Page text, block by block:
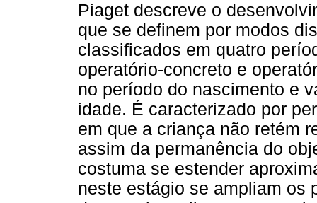
Piaget descreve o
que se definem por modos
classificados em quatro
operatório-concreto e
no período do nascimento e
idade. É caracterizado por
em que a criança não retém
assim da permanência do
costuma se estender
neste estágio se ampliam os